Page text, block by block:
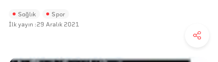
Sağlık Spor
İlk yayın :29 Aralık 2021